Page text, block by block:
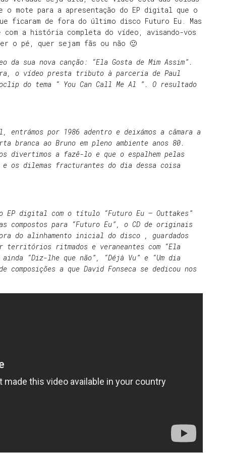
o mote para a apresentação do EP digital que o
ficaram de fora do último disco Futuro Eu. Mas
a história completa do vídeo, avisando-vos
o pé, quer sejam fãs ou não 🙂
sua nova canção: “Ela Gosta de Mim Assim”.
o vídeo presta tributo à parceria de Paul
do tema “ You Can Call Me Al ”. O resultado
entrámos por 1986 adentro e deixámos a câmara a
branca ao Bruno em pleno ambiente anos 80.
divertimos a fazê-lo e que o espalhem pelas
os dilemas fracturantes do dia dessa coisa
o EP digital com o título “Futuro Eu – Outtakes”
para “Futuro Eu”, o CD de originais
do alinhamento inicial do disco , guardados
territórios ritmados e veraneantes com “Ela
“Diz-lhe que não”, “Déjà Vu” e “Um dia
a que David Fonseca se dedicou nos